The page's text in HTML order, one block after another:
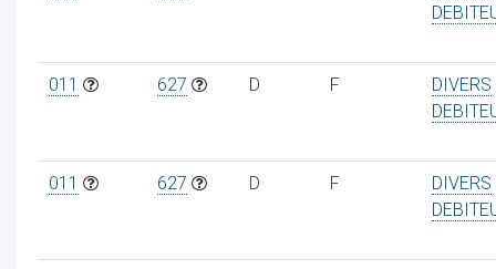
011 627 D F
DIVERS
011 627 D F
DIVERS